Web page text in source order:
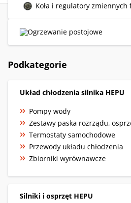
Koła i regulatory zmiennych
Ogrzewanie postojowe
Podkategorie
Układ chłodzenia silnika HEPU
Pompy wody
Zestawy paska rozrządu,
Termostaty samochodowe
Przewody układu chłodzenia
Zbiorniki wyrównawcze
Silniki i osprzęt HEPU